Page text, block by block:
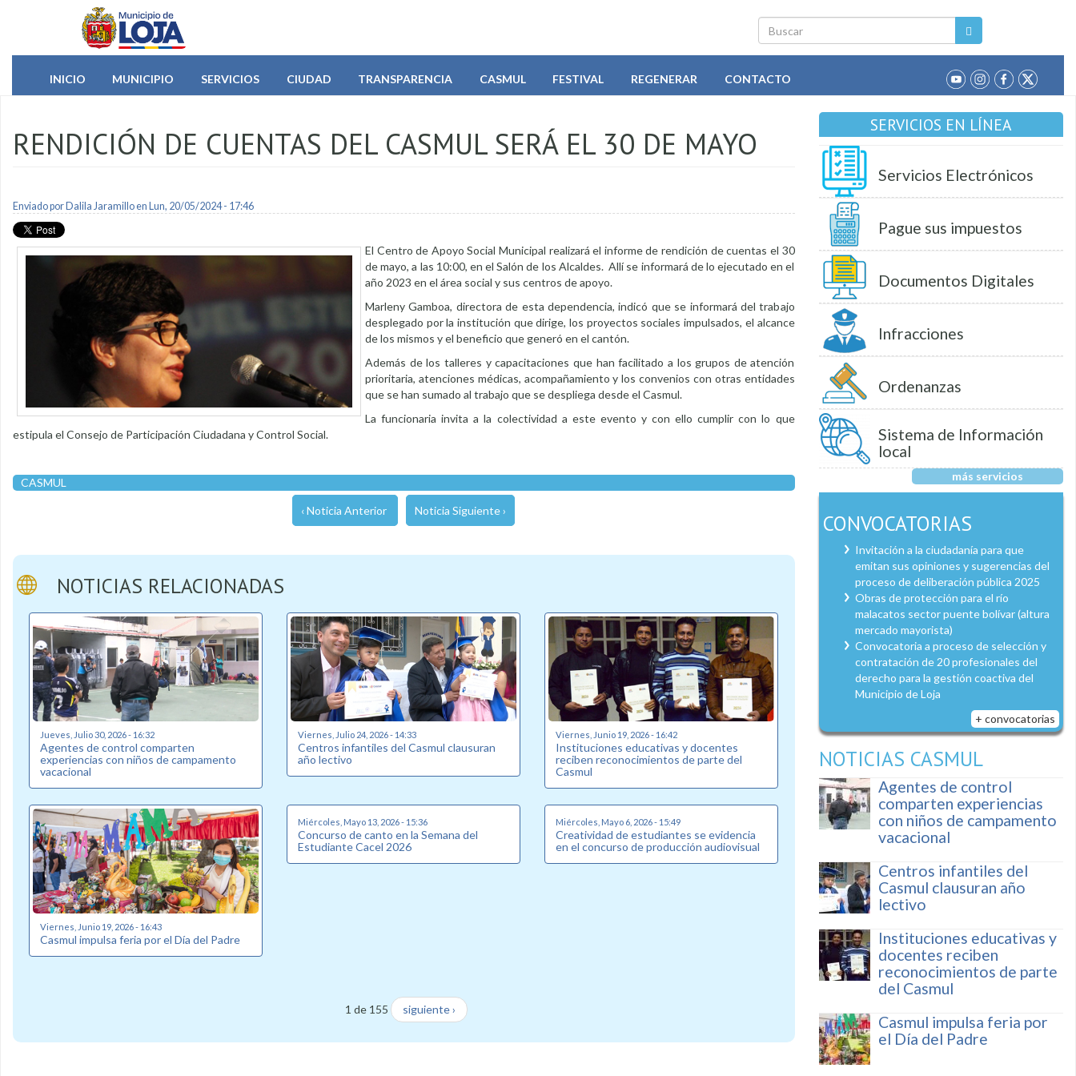
Pasar al contenido principal
Buscar
INICIO
MUNICIPIO SERVICIOS CIUDAD TRANSPARENCIA CASMUL FESTIVAL REGENERAR CONTACTO
RENDICIÓN DE CUENTAS DEL CASMUL SERÁ EL 30 DE MAYO
Enviado por Dalila Jaramilloen Lun, 20/05/2024 - 17:46
El Centro de Apoyo Social Municipal realizará el informe de rendición de cuentas el 30
de mayo, a las 10:00, en el Salón de los Alcaldes. Allí se informará de lo ejecutado en el
año 2023 en el área social y sus centros de apoyo.
Marleny Gamboa, directora de esta dependencia, indicó que se informará del trabajo
desplegado por la institución que dirige, los proyectos sociales impulsados, el alcance
de los mismos y el beneficio que generó en el cantón.
Además de los talleres y capacitaciones que han facilitado a los grupos de atención
prioritaria, atenciones médicas, acompañamiento y los convenios con otras entidades
que se han sumado al trabajo que se despliega desde el Casmul.
La funcionaria invita a la colectividad a este evento y con ello cumplir con lo que
estipula el Consejo de Participación Ciudadana y Control Social.
CASMUL
‹ Noticia Anterior Noticia Siguiente ›
NOTICIAS RELACIONADAS
Jueves, Julio 30, 2026 - 16:32
Agentes de control comparten
experiencias con niños de campamento
vacacional
Viernes, Julio 24, 2026 - 14:33
Centros infantiles del Casmul clausuran
año lectivo
Viernes, Junio 19, 2026 - 16:42
Instituciones educativas y docentes
reciben reconocimientos de parte del
Casmul
Viernes, Junio 19, 2026 - 16:43
Casmul impulsa feria por el Día del Padre
Miércoles, Mayo 13, 2026 - 15:36
Concurso de canto en la Semana del
Estudiante Cacel 2026
Miércoles, Mayo 6, 2026 - 15:49
Creatividad de estudiantes se evidencia
en el concurso de producción audiovisual
1 de 155 siguiente ›
SERVICIOS EN LÍNEA
Servicios Electrónicos
Pague sus impuestos
Documentos Digitales
Infracciones
Ordenanzas
Sistema de Información
local
más servicios
CONVOCATORIAS
Invitación a la ciudadanía para que
emitan sus opiniones y sugerencias del
proceso de deliberación pública 2025
Obras de protección para el río
malacatos sector puente bolívar (altura
mercado mayorista)
Convocatoria a proceso de selección y
contratación de 20 profesionales del
derecho para la gestión coactiva del
Municipio de Loja
+ convocatorias
NOTICIAS CASMUL
Agentes de control
comparten experiencias
con niños de campamento
vacacional
Centros infantiles del
Casmul clausuran año
lectivo
Instituciones educativas y
docentes reciben
reconocimientos de parte
del Casmul
Casmul impulsa feria por
el Día del Padre